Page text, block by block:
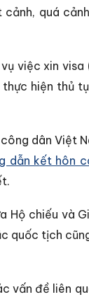
quá
việc xin visa
hiện thủ
dân Việt
dẫn kết hôn
chiếu và
quốc tịch
vấn đề liên